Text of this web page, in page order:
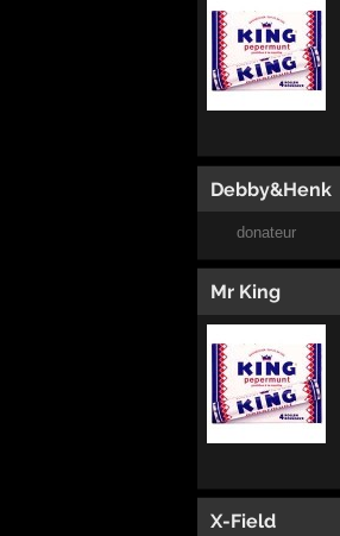
Debby&Henk
donateur
Mr King
X-Field